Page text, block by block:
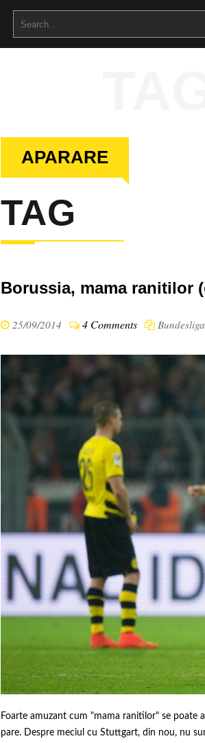
APARARE
TAG
Borussia, mama ranitilor
25/09/2014 4 Comments Bundesliga
Foarte amuzant cum "mama ranitilor" se poate
pare. Despre meciul cu Stuttgart, din nou, nu